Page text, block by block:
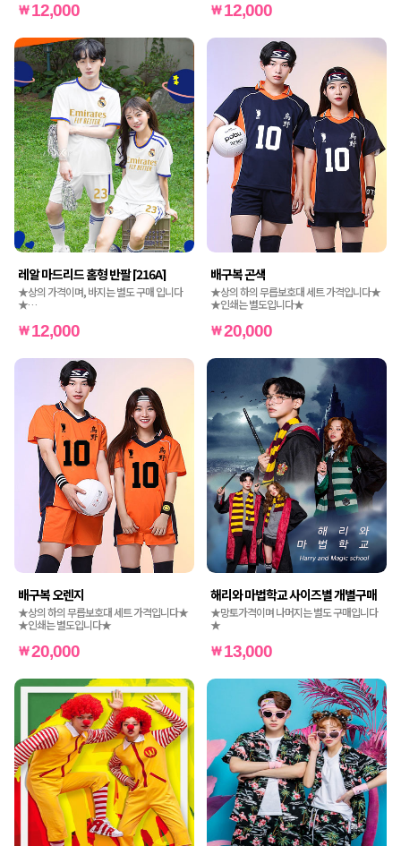
12,000 12,000
레알 마드리드 홈형 반팔 [216A]
★상의 가격이며, 바지는 별도 구매 입니다
★
12,000
배구복 곤색
★상의 하의 무릅보호대 세트 가격입니다★
★인쇄는 별도입니다★
20,000
배구복 오렌지
★상의 하의 무릅보호대 세트 가격입니다★
★인쇄는 별도입니다★
20,000
해리와 마법학교 사이즈별 개별구매
★망토가격이며 나머지는 별도 구매입니다
★
13,000